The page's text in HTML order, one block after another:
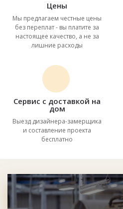
Цены
Мы предлагаем честные цены
без переплат - вы платите за
настоящее качество, а не за
лишние расходы
Сервис с доставкой на
дом
Выезд дизайнера-замерщика
и составление проекта
бесплатно